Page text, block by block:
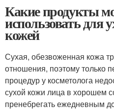
Какие продукты
использовать для
кожей
Сухая, обезвоженная кожа
отношения, поэтому только
процедур у косметолога
сухой кожи лица в хорошем
пренебрегать ежедневным